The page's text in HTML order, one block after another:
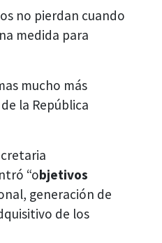
no pierdan cuando
medida para
mucho más
la República
“objetivos
generación de
de los